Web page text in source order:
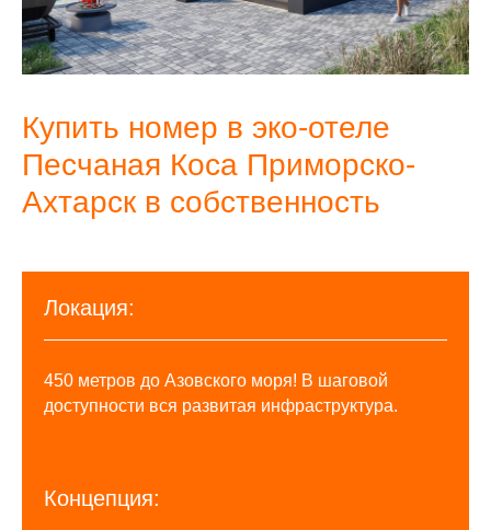
Купить номер в эко-отеле
Песчаная Коса Приморско-
Ахтарск в собственность
Локация:
450 метров до Азовского моря! В шаговой
доступности вся развитая инфраструктура.
Концепция: